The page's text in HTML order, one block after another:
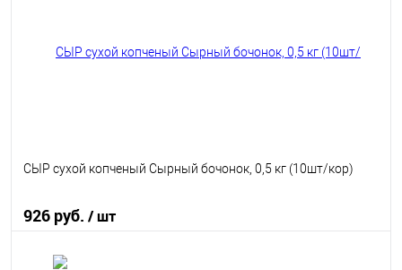
СЫР сухой копченый Сырный бочонок, 0,5 кг (10шт/кор)
926 руб. / шт